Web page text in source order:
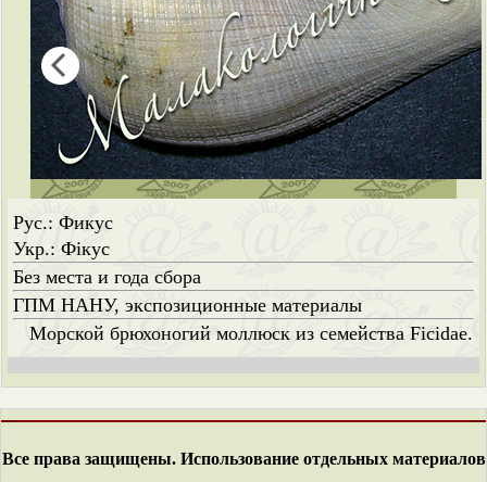
Рус.: Фикус
Укр.: Фікус
Без места и года сбора
ГПМ НАНУ, экспозиционные материалы
Морской брюхоногий моллюск из семейства Ficidae.
Все права защищены. Использование отдельных материалов